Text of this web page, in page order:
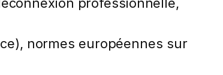
normes européennes sur